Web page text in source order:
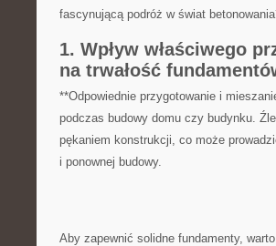
fascynującą podróż w świat
1. Wpływ właściwego
na trwałość
**Odpowiednie przygotowanie i
podczas budowy domu czy budynku.
pękaniem konstrukcji, ​co ​może
i ponownej ⁢budowy.
Aby zapewnić solidne fundamenty,